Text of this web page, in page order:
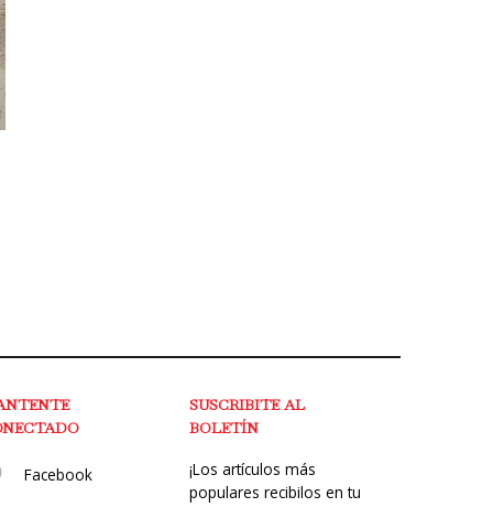
Facebook
SUSCRIBITE AL
BOLETÍN
¡Los artículos más
populares recibilos en tu